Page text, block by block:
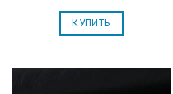
КУПИТЬ